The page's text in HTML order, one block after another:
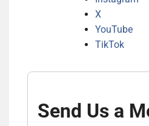
X
YouTube
TikTok
Send Us a